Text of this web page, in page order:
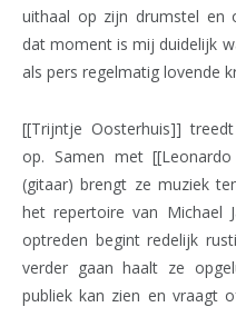
uithaal op zijn drumstel en
dat moment is mij duidelijk
als pers regelmatig lovende
[[Trijntje Oosterhuis]]
op. Samen met
(gitaar) brengt ze muziek
het repertoire van Michael
optreden begint redelijk
verder gaan haalt ze
publiek kan zien en vraagt